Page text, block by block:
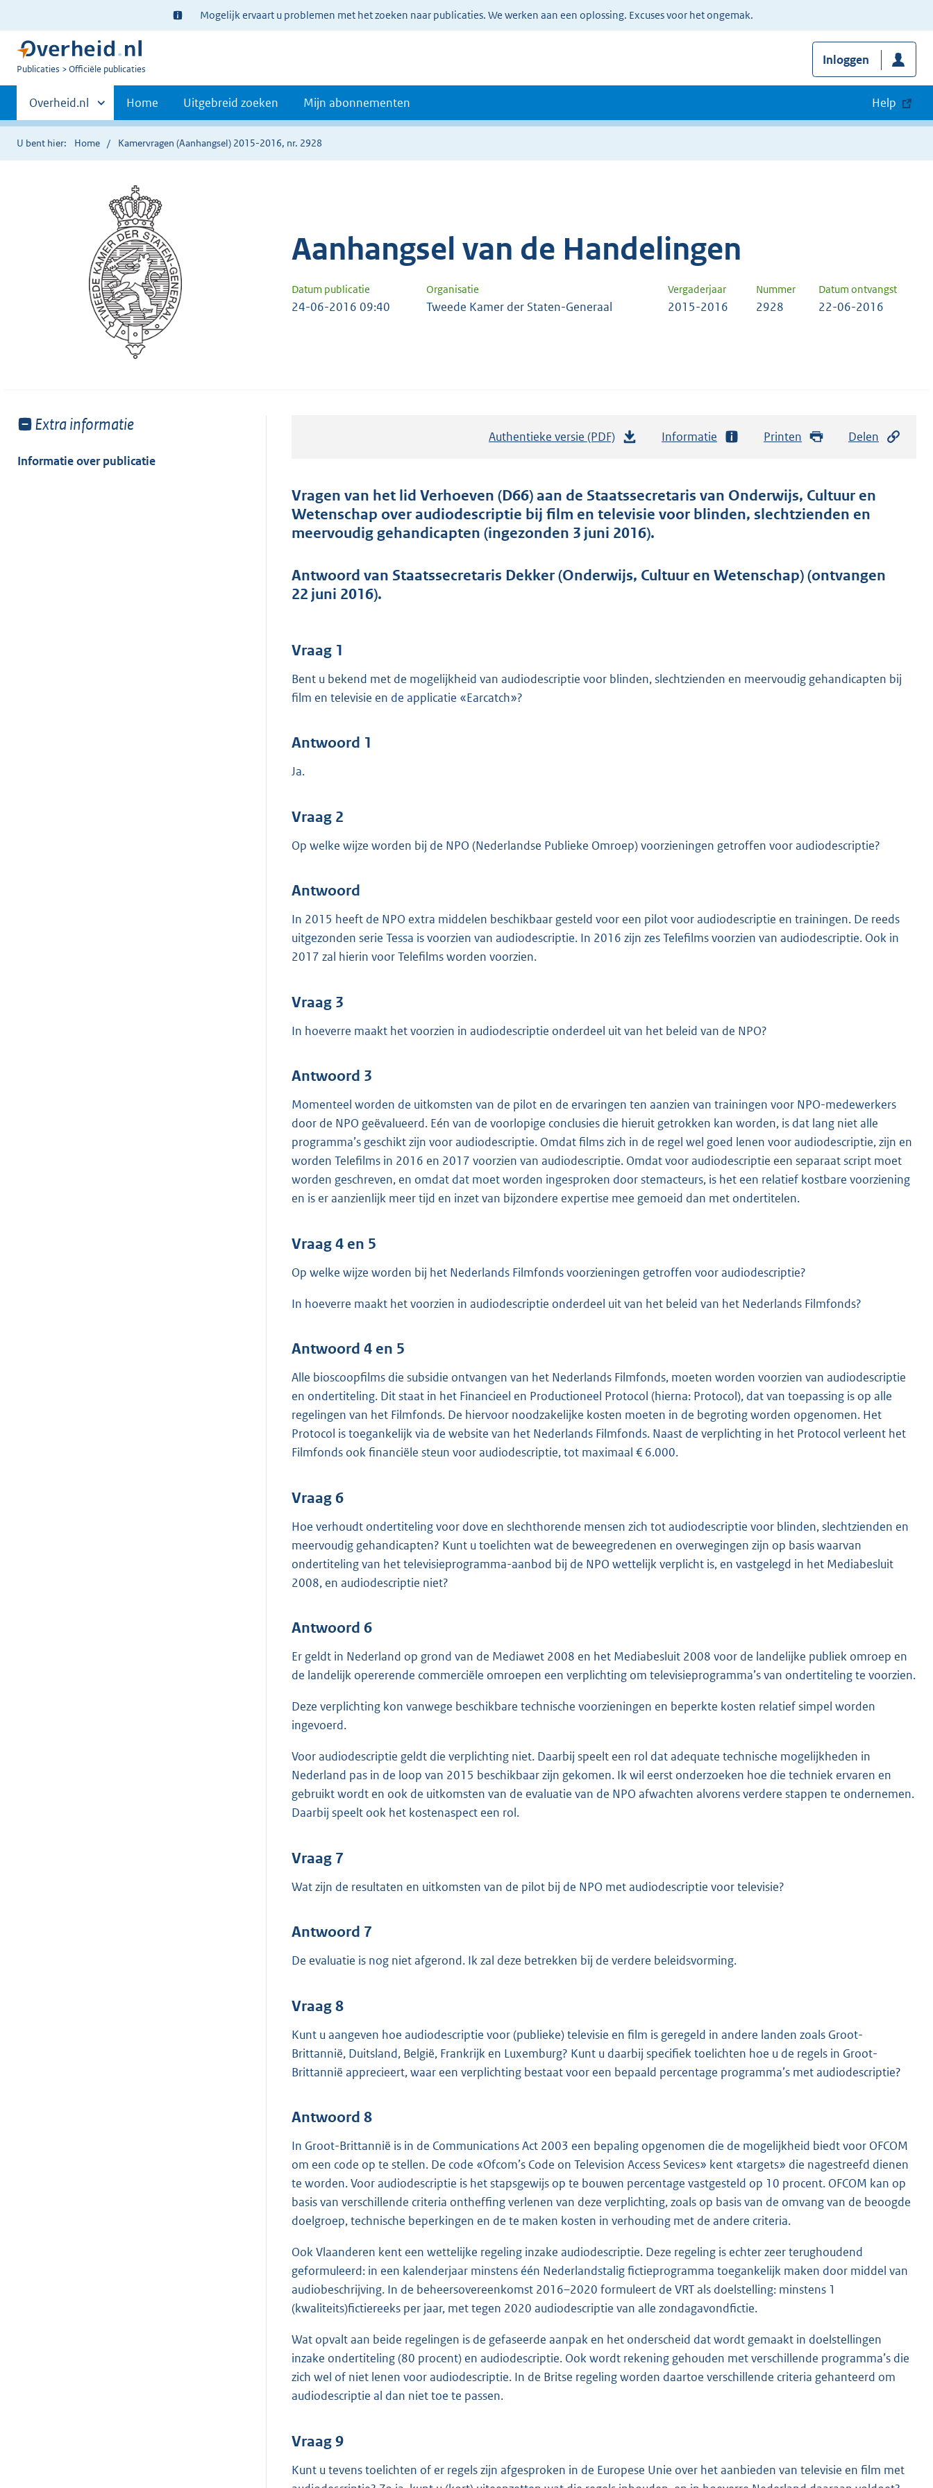
Ter
informatie:
Mogelijk ervaart u problemen met het zoeken naar publicaties. We werken aan een oplossing. Excuses voor het ongemak.
U
Publicaties Officiële publicaties
Inloggen
Primaire
navigatie
Andere
sites
binnen
Overheid.nl Home Uitgebreid zoeken Mijn abonnementen Help
U bent hier: Home Kamervragen (Aanhangsel) 2015-2016, nr. 2928
Aanhangsel van de Handelingen
Datum publicatie Organisatie Vergaderjaar Nummer Datum ontvangst
24-06-2016 09:40 Tweede Kamer der Staten-Generaal 2015-2016 2928 22-06-2016
Toon
van:
Extra informatie
Informatie over publicatie
Authentieke versie (PDF)
t
a
n
s
t
Informatie Printen Delen
Vragen van het lid Verhoeven (D66) aan de Staatssecretaris van Onderwijs, Cultuur en
Wetenschap over audiodescriptie bij film en televisie voor blinden, slechtzienden en
meervoudig gehandicapten (ingezonden 3 juni 2016).
Antwoord van Staatssecretaris Dekker (Onderwijs, Cultuur en Wetenschap) (ontvangen
22 juni 2016).
Vraag 1
Bent u bekend met de mogelijkheid van audiodescriptie voor blinden, slechtzienden en meervoudig gehandicapten bij
film en televisie en de applicatie «Earcatch»?
Antwoord 1
Ja.
Vraag 2
Op welke wijze worden bij de NPO (Nederlandse Publieke Omroep) voorzieningen getroffen voor audiodescriptie?
Antwoord
In 2015 heeft de NPO extra middelen beschikbaar gesteld voor een pilot voor audiodescriptie en trainingen. De reeds
uitgezonden serie Tessa is voorzien van audiodescriptie. In 2016 zijn zes Telefilms voorzien van audiodescriptie. Ook in
2017 zal hierin voor Telefilms worden voorzien.
Vraag 3
In hoeverre maakt het voorzien in audiodescriptie onderdeel uit van het beleid van de NPO?
Antwoord 3
Momenteel worden de uitkomsten van de pilot en de ervaringen ten aanzien van trainingen voor NPO-medewerkers
door de NPO geëvalueerd. Eén van de voorlopige conclusies die hieruit getrokken kan worden, is dat lang niet alle
programma’s geschikt zijn voor audiodescriptie. Omdat films zich in de regel wel goed lenen voor audiodescriptie, zijn en
worden Telefilms in 2016 en 2017 voorzien van audiodescriptie. Omdat voor audiodescriptie een separaat script moet
worden geschreven, en omdat dat moet worden ingesproken door stemacteurs, is het een relatief kostbare voorziening
en is er aanzienlijk meer tijd en inzet van bijzondere expertise mee gemoeid dan met ondertitelen.
Vraag 4 en 5
Op welke wijze worden bij het Nederlands Filmfonds voorzieningen getroffen voor audiodescriptie?
In hoeverre maakt het voorzien in audiodescriptie onderdeel uit van het beleid van het Nederlands Filmfonds?
Antwoord 4 en 5
Alle bioscoopfilms die subsidie ontvangen van het Nederlands Filmfonds, moeten worden voorzien van audiodescriptie
en ondertiteling. Dit staat in het Financieel en Productioneel Protocol (hierna: Protocol), dat van toepassing is op alle
regelingen van het Filmfonds. De hiervoor noodzakelijke kosten moeten in de begroting worden opgenomen. Het
Protocol is toegankelijk via de website van het Nederlands Filmfonds. Naast de verplichting in het Protocol verleent het
Filmfonds ook financiële steun voor audiodescriptie, tot maximaal € 6.000.
Vraag 6
Hoe verhoudt ondertiteling voor dove en slechthorende mensen zich tot audiodescriptie voor blinden, slechtzienden en
meervoudig gehandicapten? Kunt u toelichten wat de beweegredenen en overwegingen zijn op basis waarvan
ondertiteling van het televisieprogramma-aanbod bij de NPO wettelijk verplicht is, en vastgelegd in het Mediabesluit
2008, en audiodescriptie niet?
Antwoord 6
Er geldt in Nederland op grond van de Mediawet 2008 en het Mediabesluit 2008 voor de landelijke publiek omroep en
de landelijk opererende commerciële omroepen een verplichting om televisieprogramma’s van ondertiteling te voorzien.
Deze verplichting kon vanwege beschikbare technische voorzieningen en beperkte kosten relatief simpel worden
ingevoerd.
Voor audiodescriptie geldt die verplichting niet. Daarbij speelt een rol dat adequate technische mogelijkheden in
Nederland pas in de loop van 2015 beschikbaar zijn gekomen. Ik wil eerst onderzoeken hoe die techniek ervaren en
gebruikt wordt en ook de uitkomsten van de evaluatie van de NPO afwachten alvorens verdere stappen te ondernemen.
Daarbij speelt ook het kostenaspect een rol.
Vraag 7
Wat zijn de resultaten en uitkomsten van de pilot bij de NPO met audiodescriptie voor televisie?
Antwoord 7
De evaluatie is nog niet afgerond. Ik zal deze betrekken bij de verdere beleidsvorming.
Vraag 8
Kunt u aangeven hoe audiodescriptie voor (publieke) televisie en film is geregeld in andere landen zoals Groot-
Brittannië, Duitsland, België, Frankrijk en Luxemburg? Kunt u daarbij specifiek toelichten hoe u de regels in Groot-
Brittannië apprecieert, waar een verplichting bestaat voor een bepaald percentage programma’s met audiodescriptie?
Antwoord 8
In Groot-Brittannië is in de Communications Act 2003 een bepaling opgenomen die de mogelijkheid biedt voor OFCOM
om een code op te stellen. De code «Ofcom’s Code on Television Access Sevices» kent «targets» die nagestreefd dienen
te worden. Voor audiodescriptie is het stapsgewijs op te bouwen percentage vastgesteld op 10 procent. OFCOM kan op
basis van verschillende criteria ontheffing verlenen van deze verplichting, zoals op basis van de omvang van de beoogde
doelgroep, technische beperkingen en de te maken kosten in verhouding met de andere criteria.
Ook Vlaanderen kent een wettelijke regeling inzake audiodescriptie. Deze regeling is echter zeer terughoudend
geformuleerd: in een kalenderjaar minstens één Nederlandstalig fictieprogramma toegankelijk maken door middel van
audiobeschrijving. In de beheersovereenkomst 2016–2020 formuleert de VRT als doelstelling: minstens 1
(kwaliteits)fictiereeks per jaar, met tegen 2020 audiodescriptie van alle zondagavondfictie.
Wat opvalt aan beide regelingen is de gefaseerde aanpak en het onderscheid dat wordt gemaakt in doelstellingen
inzake ondertiteling (80 procent) en audiodescriptie. Ook wordt rekening gehouden met verschillende programma’s die
zich wel of niet lenen voor audiodescriptie. In de Britse regeling worden daartoe verschillende criteria gehanteerd om
audiodescriptie al dan niet toe te passen.
Vraag 9
Kunt u tevens toelichten of er regels zijn afgesproken in de Europese Unie over het aanbieden van televisie en film met